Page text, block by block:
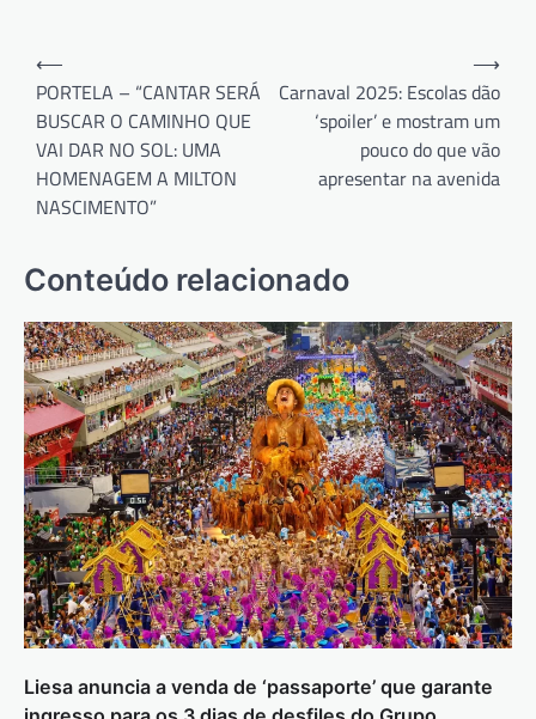
Navegação
de
Post
⟵
PORTELA – “CANTAR SERÁ
BUSCAR O CAMINHO QUE
VAI DAR NO SOL: UMA
HOMENAGEM A MILTON
NASCIMENTO”
Carnaval 2025: Escolas dão
‘spoiler’ e mostram um
pouco do que vão
apresentar na avenida
⟶
Conteúdo relacionado
Liesa anuncia a venda de ‘passaporte’ que garante